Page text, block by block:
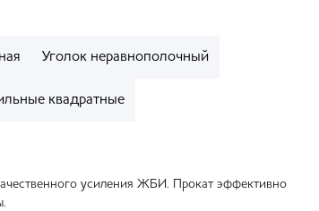
Уголок неравнополочный
квадратные
усиления ЖБИ. Прокат эффективно